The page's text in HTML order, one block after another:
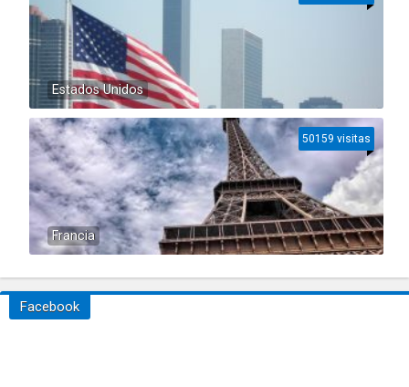
Estados Unidos
Francia
50159 visitas
Facebook